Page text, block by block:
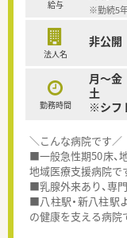
給与 ※勤続5
法人名
非公開
勤務時間
月～金
土
※シフ
＼こんな病院です／
■一般急性期50床、
地域医療支援病院で
■乳腺外来あり、専
■八柱駅・新八柱駅
の健康を支える病院